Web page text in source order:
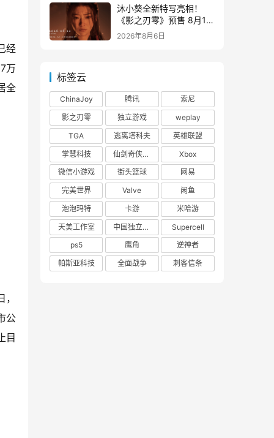
经
万
全
公
目
沐小葵全新特写亮相！
《影之刃零》预售 8月12
日开启
2026年8月6日
标签云
ChinaJoy 腾讯
索尼
影之刃零
独立游戏
weplay
TGA
逃离塔科夫
英雄联盟
掌慧科技
仙剑奇侠传四
Xbox
微信小游戏
街头篮球
网易
完美世界
Valve
闲鱼
泡泡玛特
卡游
米哈游
天美工作室
中国独立游戏联盟
Supercell
ps5
鹰角
逆神者
帕斯亚科技
全面战争 刺客信条